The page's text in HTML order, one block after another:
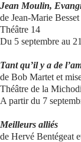
Jean Moulin,
de Jean-Marie
Théâtre 14
Du 5 septembre au
Tant qu’il y a de
de Bob Martet et
Théâtre de la
A partir du 7
Meilleurs alliés
de Hervé Bentégeat